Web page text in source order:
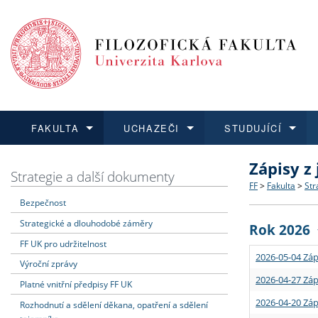
FAKULTA
Dozvědět se více
Struktura
Strategie
Podpora
UCHAZEČI
Podat přihlášku
Co
Učitelské
STUDUJÍCÍ
Dozvědět se více
Rigorózní
Dozvědět se více
O vědě a
Granty a
Dozvědět se více
Aktuální
Strategie a další dokumenty
Bezpečnost
Strategické a dlouhodobé záměry
FF UK pro udržitelnost
Výroční zprávy
Platné vnitřní předpisy FF UK
Rozhodnutí a sdělení děkana, opatření a sdělení
Zápisy
FF > Fakulta >
Rok 2026
2026-05-04
2026-04-27
2026-04-20